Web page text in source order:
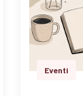
Eventi